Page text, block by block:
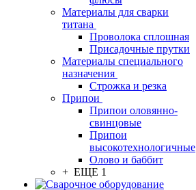
Материалы для сварки
титана
Проволока сплошная
Присадочные прутки
Материалы специального
назначения
Строжка и резка
Припои
Припои оловянно-
свинцовые
Припои
высокотехнологичные
Олово и баббит
+ ЕЩЕ 1